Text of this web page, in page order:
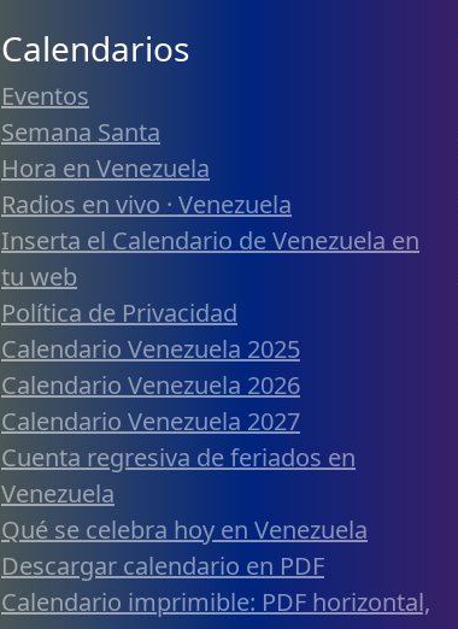
Calendarios
Eventos
Semana Santa
Hora en Venezuela
Radios en vivo · Venezuela
Inserta el Calendario de Venezuela en
tu web
Política de Privacidad
Calendario Venezuela 2025
Calendario Venezuela 2026
Calendario Venezuela 2027
Cuenta regresiva de feriados en
Venezuela
Qué se celebra hoy en Venezuela
Descargar calendario en PDF
Calendario imprimible: PDF horizontal,